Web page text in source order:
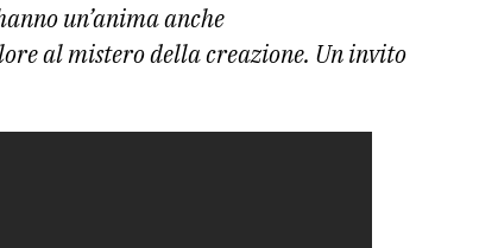
un’anima anche
al mistero della creazione. Un invito